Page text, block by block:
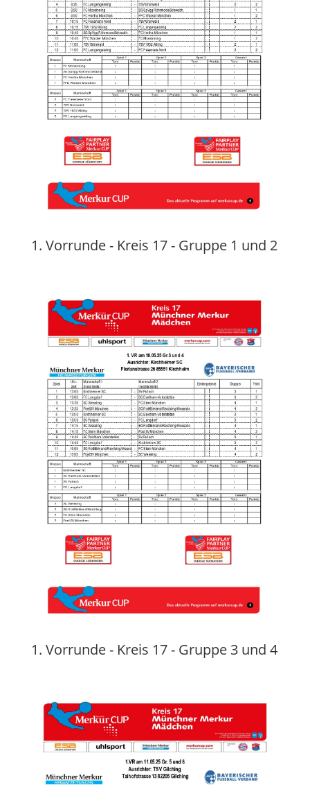
1. Vorrunde - Kreis 17 - Gruppe 1 und 2
1. Vorrunde - Kreis 17 - Gruppe 3 und 4